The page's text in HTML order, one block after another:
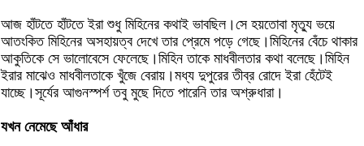
আজ হাঁটতে হাঁটতে ইরা শুধু মিহিনের কথাই ভাবছিল।সে হয়তোবা মৃত্যু ভয়ে
আতংকিত মিহিনের অসহায়ত্ব দেখে তার প্রেমে পড়ে গেছে।মিহিনের বেঁচে থাকার
আকুতিকে সে ভালোবেসে ফেলেছে।মিহিন তাকে মাধবীলতার কথা বলেছে।মিহিন
ইরার মাঝেও মাধবীলতাকে খুঁজে বেরায়।মধ্য দুপুরের তীব্র রোদে ইরা হেঁটেই
যাচ্ছে।সূর্যের আগুনস্পর্শ তবু মুছে দিতে পারেনি তার অশ্রুধারা।
যখন নেমেছে আঁধার